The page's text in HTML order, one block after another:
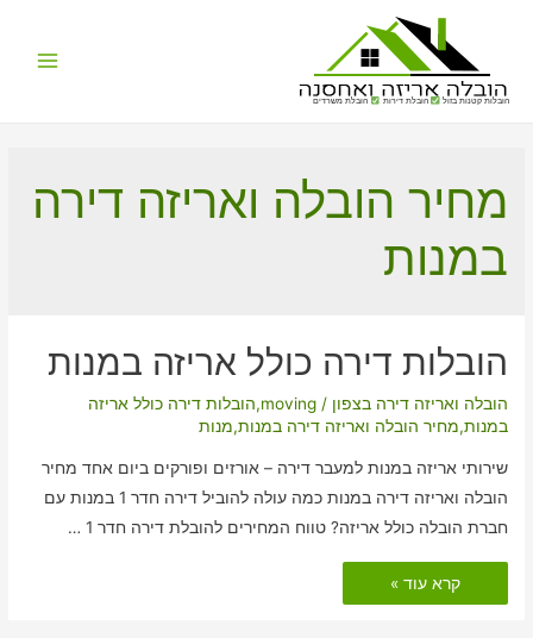
הובלות קטנות בזול הובלת דירות הובלת משרדים
מחיר הובלה ואריזה דירה
במנות
הובלות דירה כולל אריזה במנות
הובלה ואריזה דירה בצפון /
moving
,הובלות דירה כולל אריזה
במנות,מחיר הובלה ואריזה דירה במנות,מנות
שירותי אריזה במנות למעבר דירה – אורזים ופורקים ביום אחד מחיר
הובלה ואריזה דירה במנות כמה עולה להוביל דירה חדר 1 במנות עם
חברת הובלה כולל אריזה? טווח המחירים להובלת דירה חדר 1 …
הובלות
דירה
כולל
קרא עוד »